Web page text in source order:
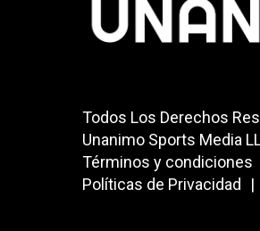
Todos Los Derechos
Unanimo Sports Media
Términos y condiciones
Políticas de Privacidad